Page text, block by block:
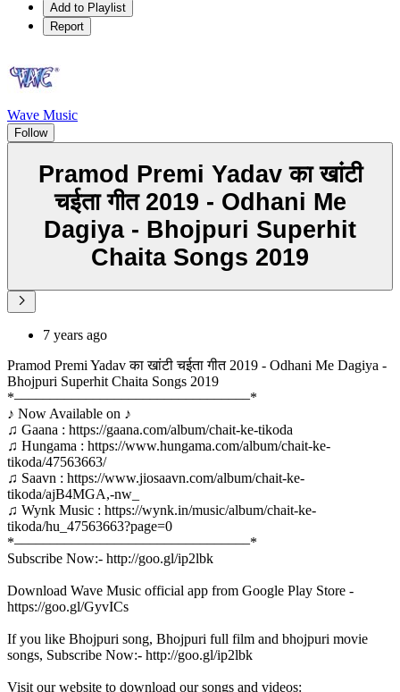
Add to Playlist
Report
Wave Music
Follow
Pramod Premi Yadav का खांटी
चईता गीत 2019 - Odhani Me
Dagiya - Bhojpuri Superhit
Chaita Songs 2019
7 years ago
Pramod Premi Yadav का खांटी चईता गीत 2019 - Odhani Me Dagiya -
Bhojpuri Superhit Chaita Songs 2019
*–––––––––––––––––––––––––––––––––*
♪ Now Available on ♪
♫ Gaana : https://gaana.com/album/chait-ke-tikoda
♫ Hungama : https://www.hungama.com/album/chait-ke-
tikoda/47563663/
♫ Saavn : https://www.jiosaavn.com/album/chait-ke-
tikoda/ajB4MGA,-nw_
♫ Wynk Music : https://wynk.in/music/album/chait-ke-
tikoda/hu_47563663?page=0
*–––––––––––––––––––––––––––––––––*
Subscribe Now:- http://goo.gl/ip2lbk
Download Wave Music official app from Google Play Store -
https://goo.gl/GyvICs
If you like Bhojpuri song, Bhojpuri full film and bhojpuri movie
songs, Subscribe Now:- http://goo.gl/ip2lbk
Visit our website to download our songs and videos: